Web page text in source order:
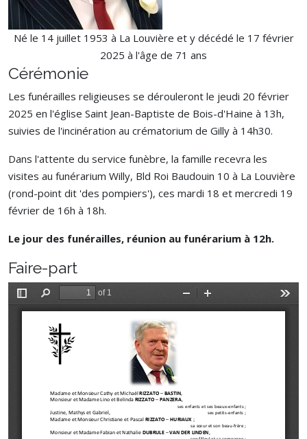
Né le 14 juillet 1953 à La Louvière et y décédé le 17 février
2025 à l'âge de 71 ans
Cérémonie
Les funérailles religieuses se dérouleront le jeudi 20 février
2025 en l'église Saint Jean-Baptiste de Bois-d'Haine à 13h,
suivies de l'incinération au crématorium de Gilly à 14h30.
Dans l'attente du service funèbre, la famille recevra les
visites au funérarium Willy, Bld Roi Baudouin 10 à La Louvière
(rond-point dit 'des pompiers'), ces mardi 18 et mercredi 19
février de 16h à 18h.
Le jour des funérailles, réunion au funérarium à 12h.
Faire-part